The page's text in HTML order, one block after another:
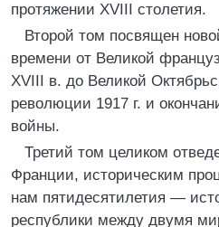
протяжении XVIII столетия.
Второй том посвящен
времени от Великой
XVIII в. до Великой
революции 1917 г. и
войны.
Третий том целиком
Франции, историческим
нам пятидесятилетия —
республики между двумя